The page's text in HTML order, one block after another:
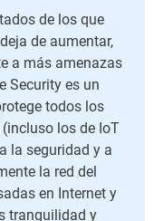
de los que
de aumentar,
a más amenazas
Security es un
todos los
los de IoT
la seguridad y a
la red del
en Internet y
tranquilidad y